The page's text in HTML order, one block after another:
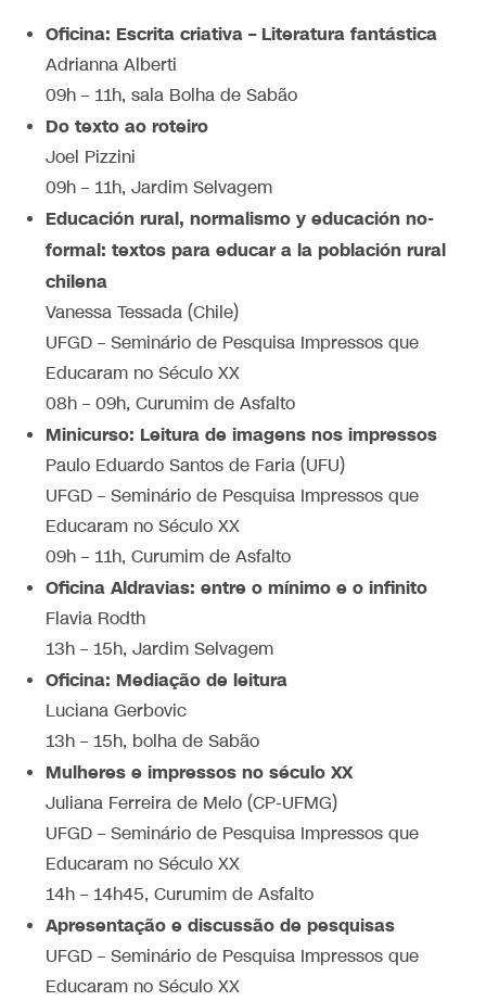
Oficina: Escrita criativa – Literatura fantástica
Adrianna Alberti
09h – 11h, sala Bolha de Sabão
Do texto ao roteiro
Joel Pizzini
09h – 11h, Jardim Selvagem
Educación rural, normalismo y educación no-
formal: textos para educar a la población rural
chilena
Vanessa Tessada (Chile)
UFGD – Seminário de Pesquisa Impressos que
Educaram no Século XX
08h – 09h, Curumim de Asfalto
Minicurso: Leitura de imagens nos impressos
Paulo Eduardo Santos de Faria (UFU)
UFGD – Seminário de Pesquisa Impressos que
Educaram no Século XX
09h – 11h, Curumim de Asfalto
Oficina Aldravias: entre o mínimo e o infinito
Flavia Rodth
13h – 15h, Jardim Selvagem
Oficina: Mediação de leitura
Luciana Gerbovic
13h – 15h, bolha de Sabão
Mulheres e impressos no século XX
Juliana Ferreira de Melo (CP-UFMG)
UFGD – Seminário de Pesquisa Impressos que
Educaram no Século XX
14h – 14h45, Curumim de Asfalto
Apresentação e discussão de pesquisas
UFGD – Seminário de Pesquisa Impressos que
Educaram no Século XX